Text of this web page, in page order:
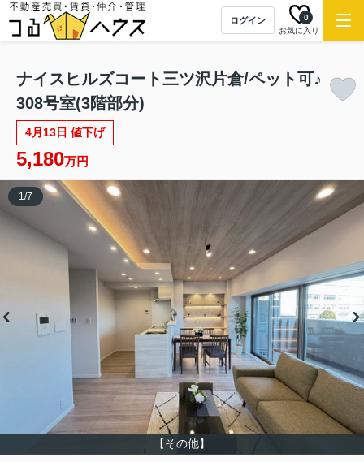
ログイン
お気に入り
0
NEW
ナイスヒルズコート三ツ沢片倉/ペット可♪
308号室(3階部分)
4月13日 値下げ
5,180万円
【その他】
1/7